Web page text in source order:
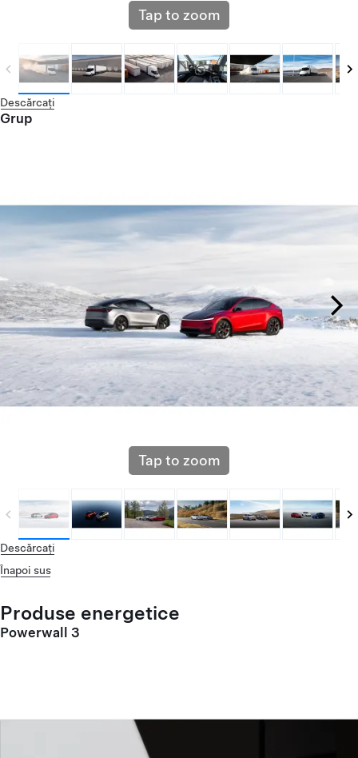
Tap to zoom
Descărcați
Grup
Tap to zoom
Descărcați
Înapoi sus
Produse energetice
Powerwall 3